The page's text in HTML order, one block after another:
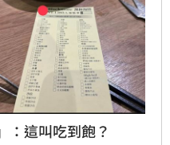
：這叫吃到飽？